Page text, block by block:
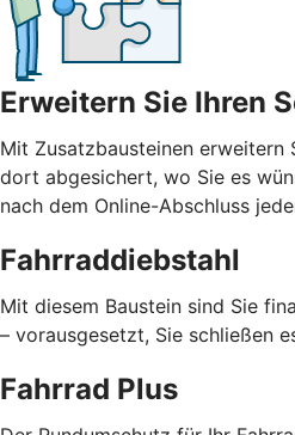
Erweitern Sie Ihren
Mit Zusatzbausteinen erweitern
dort abgesichert, wo Sie es
nach dem Online-Abschluss
Fahrraddiebstahl
Mit diesem Baustein sind Sie
– vorausgesetzt, Sie schließen
Fahrrad Plus